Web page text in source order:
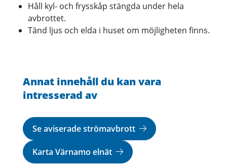
Håll kyl- och frysskåp stängda under hela
avbrottet.
Tänd ljus och elda i huset om möjligheten finns.
Annat innehåll du kan vara
intresserad av
Se aviserade strömavbrott
Karta Värnamo elnät